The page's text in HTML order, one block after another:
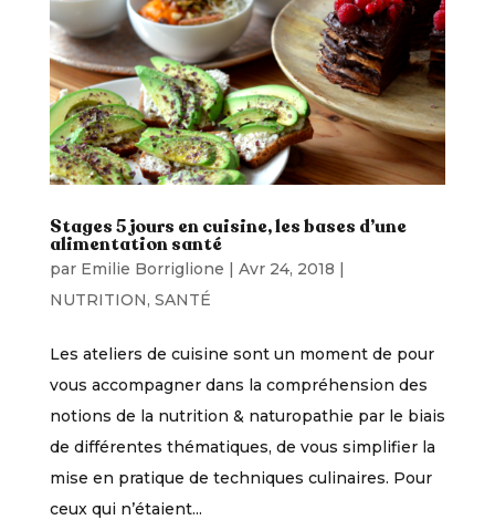
Stages 5 jours en cuisine, les bases d’une
alimentation santé
par Emilie Borriglione | Avr 24, 2018 |
NUTRITION, SANTÉ
Les ateliers de cuisine sont un moment de pour
vous accompagner dans la compréhension des
notions de la nutrition & naturopathie par le biais
de différentes thématiques, de vous simplifier la
mise en pratique de techniques culinaires. Pour
ceux qui n’étaient...